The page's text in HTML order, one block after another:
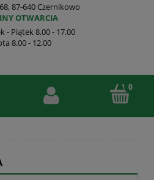
87-640 Czernikowo
OTWARCIA
- Piątek 8.00 - 17.00
8.00 - 12.00